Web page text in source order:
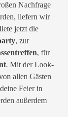
Nachfrage
liefern wir
jetzt die
, zur
, für
. Mit der Look-
allen Gästen
Feier in
außerdem